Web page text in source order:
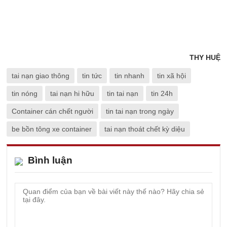
THY HUỆ
tai nạn giao thông tin tức tin nhanh tin xã hội
tin nóng tai nạn hi hữu tin tai nạn tin 24h
Container cán chết người tin tai nạn trong ngày
be bồn tông xe container tai nạn thoát chết kỳ diệu
Bình luận